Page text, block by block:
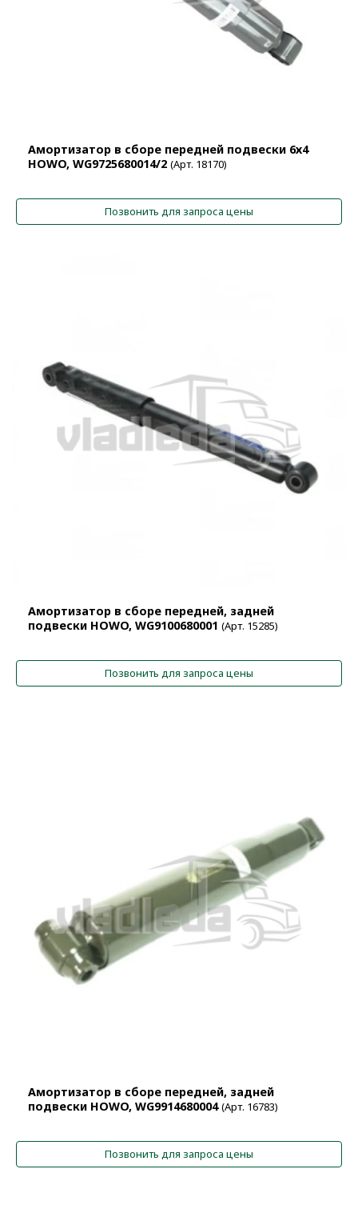
Амортизатор в сборе передней подвески 6х4
HOWO, WG9725680014/2 (Арт. 18170)
Позвонить для запроса цены
Амортизатор в сборе передней, задней
подвески HOWO, WG9100680001 (Арт. 15285)
Позвонить для запроса цены
Амортизатор в сборе передней, задней
подвески HOWO, WG9914680004(Арт. 16783)
Позвонить для запроса цены